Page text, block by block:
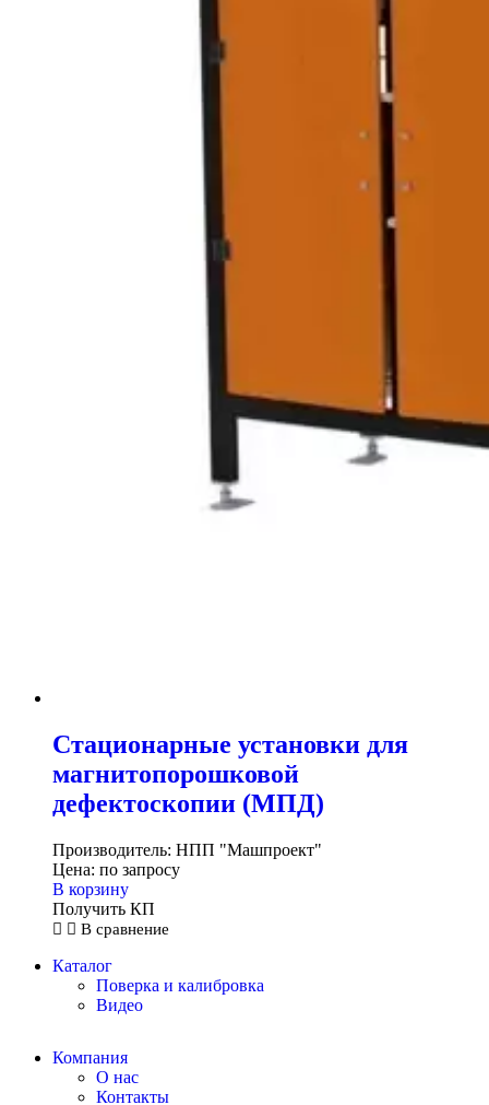
Стационарные установки для
магнитопорошковой
дефектоскопии (МПД)
Производитель: НПП "Машпроект"
Цена: по запросу
В корзину
Получить КП
В сравнение
Каталог
Поверка и калибровка
Видео
Компания
О нас
Контакты